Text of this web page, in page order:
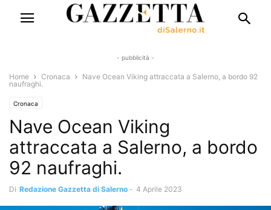
- pubblicità -
Home Cronaca
Nave Ocean Viking attraccata a Salerno, a bordo 92
naufraghi.
Cronaca
Nave Ocean Viking
attraccata a Salerno, a bordo
92 naufraghi.
Di Redazione Gazzetta di Salerno - 4 Aprile 2023